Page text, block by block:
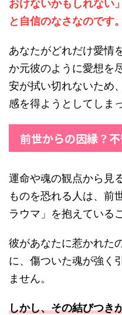
おけないかもしれない
と自信のなさなのです。
あなたがどれだけ愛情
か元彼のように愛想を
安が拭い切れないため
感を得ようとしてしま
前世からの因縁？
運命や魂の観点から見
ものを恐れる人は、前
ラウマ」を抱えている
彼があなたに惹かれた
に、傷ついた魂が強く
ません。
しかし、その結びつき